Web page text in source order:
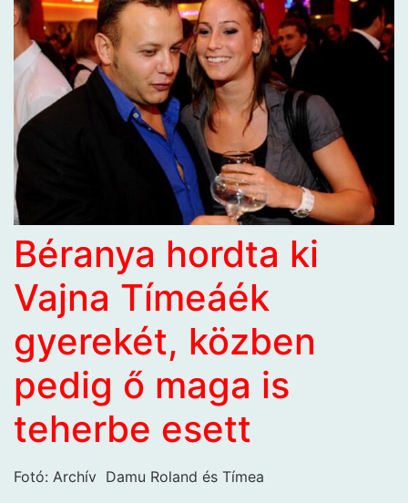
Béranya hordta ki
Vajna Tímeáék
gyerekét, közben
pedig ő maga is
teherbe esett
Fotó: Archív Damu Roland és Tímea